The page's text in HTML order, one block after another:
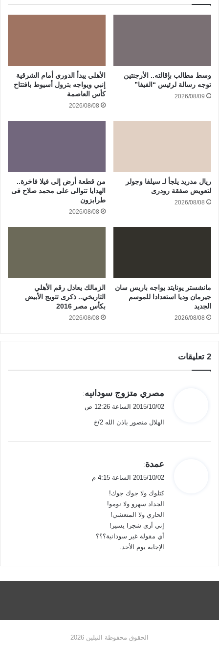
وسط مطالب بإقالته.. الأرجنتين
توجه رسالة لرئيس “الفيفا”
2026/08/09
الأهلي يبدأ الدوري أمام الشرقية
إنبي ويواجه بترول أسيوط بافتتاح
كأس العاصمة
2026/08/08
ريال مدريد يلجأ لـ سيلفا وجولر
لتعويض صفقة رودرى
2026/08/08
من قطعة أرض إلى فيلا فاخرة..
الهدايا تتوالى على محمد صلاح فى
طرابزون
2026/08/08
مانشستر يونايتد يواجه باريس سان
جيرمان وديا استعدادا للموسم
الجديد
2026/08/08
الزمالك يعادل رقم الأهلي
التاريخي.. ذكرى تتويج الأبيض
بكأس مصر 2016
2026/08/08
‫2 تعليقات
ق
ل
مصري متزوج سودانيه:
2015/10/02 الساعة 12:26 ص
الهلال منصور باذن الله 2/خ
ي
ق
ل
عمدة:
2015/10/02 الساعة 4:15 م
كتلوك ولا جوك جوك!
الجداد سهرو ولا نومو!
الحاري ولا المتعشي!
إني أرى شجرا يسير!
أي مقولة غير سودانية؟؟؟
الإجابة يوم الأحد.
الحقوق محفوظة النيلين 2026